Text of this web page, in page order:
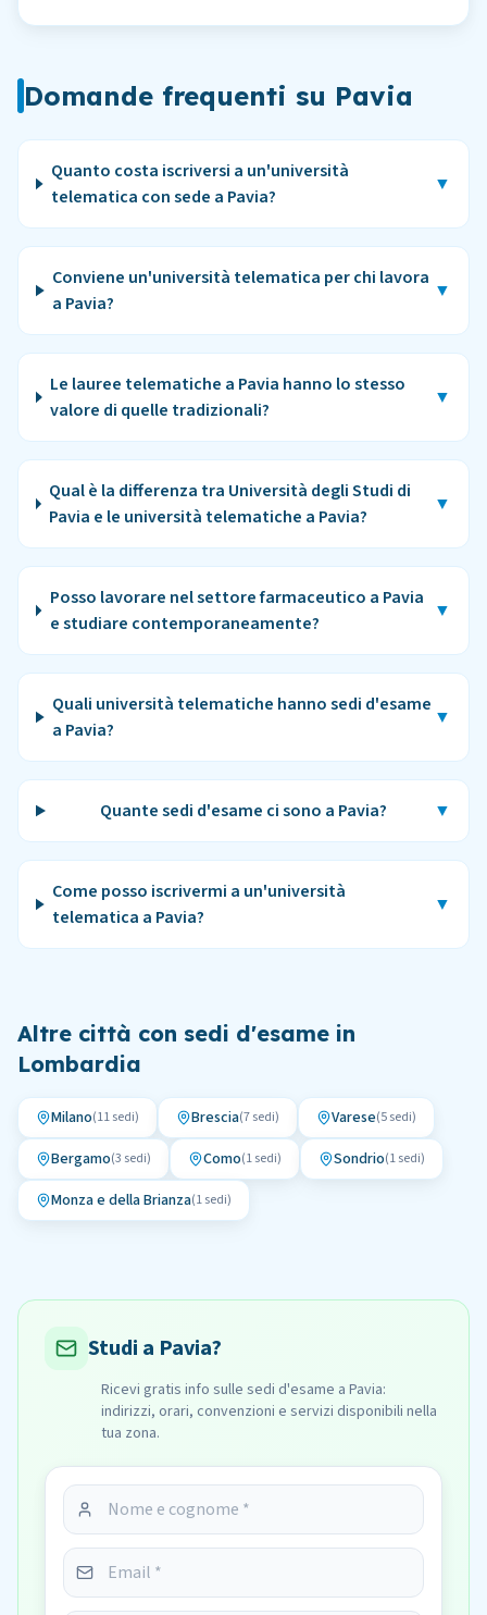
Domande frequenti su Pavia
Quanto costa iscriversi a un'università
telematica con sede a Pavia?
▼
Conviene un'università telematica per chi lavora
a Pavia?
▼
Le lauree telematiche a Pavia hanno lo stesso
valore di quelle tradizionali?
▼
Qual è la differenza tra Università degli Studi di
Pavia e le università telematiche a Pavia?
▼
Posso lavorare nel settore farmaceutico a Pavia
e studiare contemporaneamente?
▼
Quali università telematiche hanno sedi d'esame
a Pavia?
▼
Quante sedi d'esame ci sono a Pavia? ▼
Come posso iscrivermi a un'università
telematica a Pavia?
▼
Altre città con sedi d'esame in
Lombardia
Milano(11sedi) Brescia(7sedi) Varese(5sedi)
Bergamo(3 sedi) Como(1sedi) Sondrio(1sedi)
Monza e della Brianza(1sedi)
Studi a Pavia?
Ricevi gratis info sulle sedi d'esame a Pavia:
indirizzi, orari, convenzioni e servizi disponibili nella
tua zona.